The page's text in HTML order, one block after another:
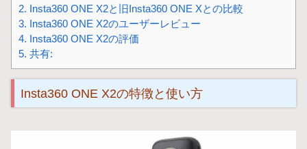
2. Insta360 ONE X2と旧Insta360 ONE Xとの比較
3. Insta360 ONE X2のユーザーレビュー
4. Insta360 ONE X2の評価
5. 共有:
Insta360 ONE X2の特徴と使い方